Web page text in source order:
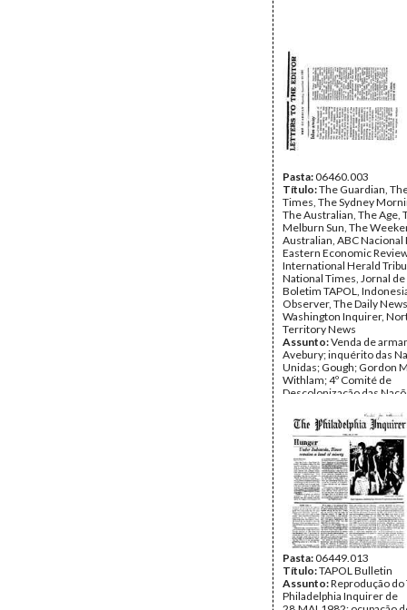
Pasta:06460.003
Título:The Guardian,
Times, The Sydney
The Australian, The Age,
Melburn Sun, The
Australian, ABC Nacional
Eastern Economic
International Herald
National Times, Jornal
Boletim TAPOL,
Observer, The Daily
Washington Inquirer,
Territory News
Assunto:Venda de
Avebury; inquérito das
Unidas; Gough; Gordon
Withlam; 4º Comité de
Descolonização das
Amaral; Margareth
FRETILIN; resistência
Cox; ALP; ICRC; Ian
China; Street; guerrilha;
CVI; Bali; CSIS; ASEAN;
fome; Suharto; Ramos-
solidariedade; Igreja;
votações; CIA; Papua
Atauro; diário de Timor-
EEC; CISET; Lopez da
Adam Malik; sessão
Tilman; PNG; Niugini;
Vaticano; Atauro; Igreja
Data:Maio de 1982 -
Fundo:Arquivo da
Pasta:06449.013
Título:TAPOL Bulletin
Assunto:Reprodução do
Philadelphia Inquirer de